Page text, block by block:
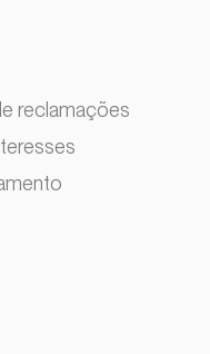
reclamações